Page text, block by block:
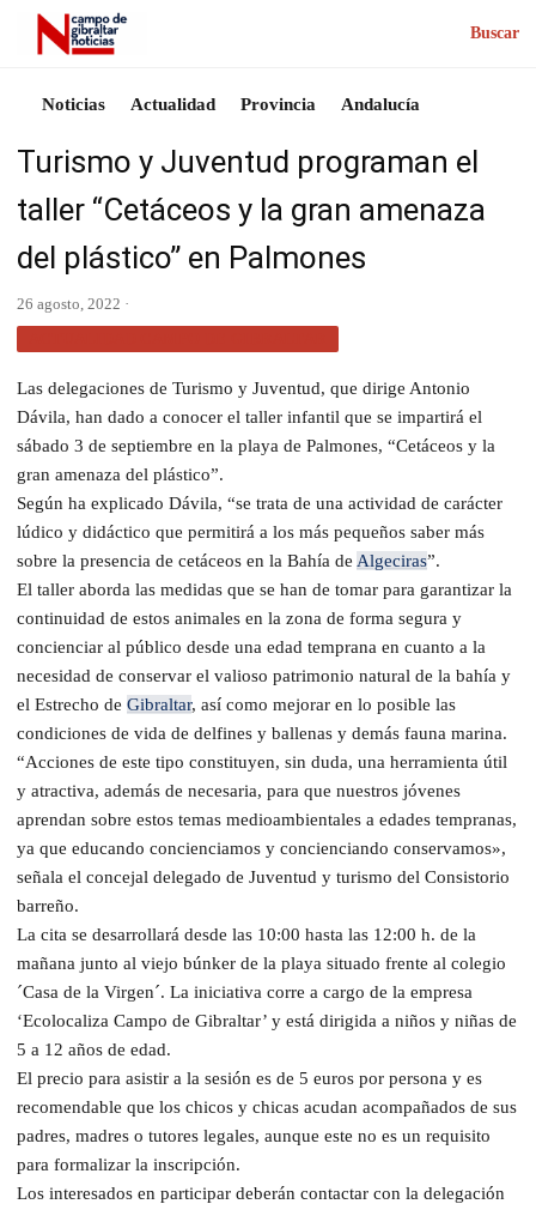
Buscar
Noticias Actualidad Provincia Andalucía
Turismo y Juventud programan el
taller “Cetáceos y la gran amenaza
del plástico” en Palmones
26 agosto, 2022 ·
Las delegaciones de Turismo y Juventud, que dirige Antonio
Dávila, han dado a conocer el taller infantil que se impartirá el
sábado 3 de septiembre en la playa de Palmones, “Cetáceos y la
gran amenaza del plástico”.
Según ha explicado Dávila, “se trata de una actividad de carácter
lúdico y didáctico que permitirá a los más pequeños saber más
sobre la presencia de cetáceos en la Bahía de Algeciras”.
El taller aborda las medidas que se han de tomar para garantizar la
continuidad de estos animales en la zona de forma segura y
concienciar al público desde una edad temprana en cuanto a la
necesidad de conservar el valioso patrimonio natural de la bahía y
el Estrecho de Gibraltar, así como mejorar en lo posible las
condiciones de vida de delfines y ballenas y demás fauna marina.
“Acciones de este tipo constituyen, sin duda, una herramienta útil
y atractiva, además de necesaria, para que nuestros jóvenes
aprendan sobre estos temas medioambientales a edades tempranas,
ya que educando concienciamos y concienciando conservamos»,
señala el concejal delegado de Juventud y turismo del Consistorio
barreño.
La cita se desarrollará desde las 10:00 hasta las 12:00 h. de la
mañana junto al viejo búnker de la playa situado frente al colegio
´Casa de la Virgen´. La iniciativa corre a cargo de la empresa
‘Ecolocaliza Campo de Gibraltar’ y está dirigida a niños y niñas de
5 a 12 años de edad.
El precio para asistir a la sesión es de 5 euros por persona y es
recomendable que los chicos y chicas acudan acompañados de sus
padres, madres o tutores legales, aunque este no es un requisito
para formalizar la inscripción.
Los interesados en participar deberán contactar con la delegación